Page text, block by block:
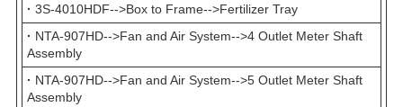
· 3S-4010HDF-->Box to Frame-->Fertilizer Tray
· NTA-907HD-->Fan and Air System-->4 Outlet Meter Shaft
Assembly
· NTA-907HD-->Fan and Air System-->5 Outlet Meter Shaft
Assembly